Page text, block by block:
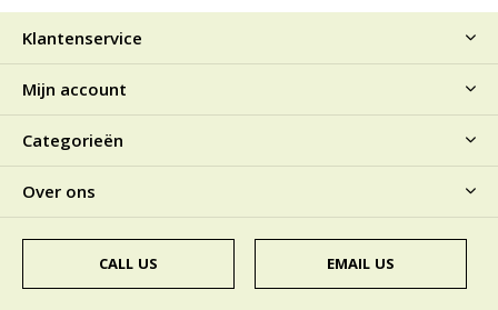
Klantenservice
Mijn account
Categorieën
Over ons
CALL US EMAIL US